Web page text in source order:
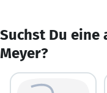
Suchst Du eine
Meyer?